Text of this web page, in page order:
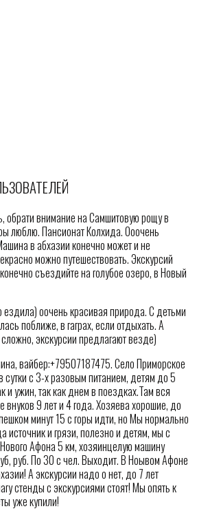
обрати внимание на Самшитовую рощу в
люблю. Пансионат Колхида. Ооочень
в абхазии конечно может и не
можно путешествовать. Экскурсий
съездийте на голубое озеро, в Новый
ездила) оочень красивая природа. С детьми
поближе, в гаграх, если отдыхать. А
экскурсии предлагают везде)
вайбер:+79507187475. Село Приморское
с 3-х разовым питанием, детям до 5
и ужин, так как днем в поездках.Там вся
внуков 9 лет и 4 года. Хозяева хорошие, до
минут 15 с горы идти, но Мы нормально
и грязи, полезно и детям, мы с
Афона 5 км, хозяинцелую машину
руб. По 30 с чел. Выходит. В Ноывом Афоне
А экскурсии надо о нет, до 7 лет
стенды с экскурсиями стоят! Мы опять к
уже купили!